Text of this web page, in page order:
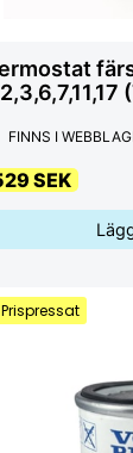
FINNS I
SEK
Prispressat